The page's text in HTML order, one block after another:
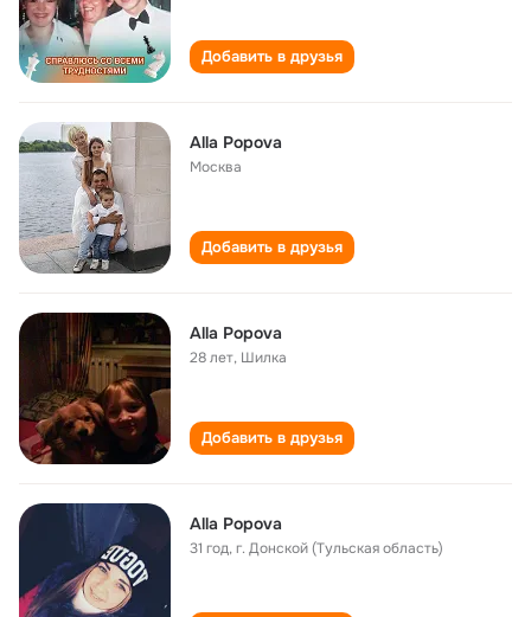
Добавить в друзья
Alla Popova
Москва
Добавить в друзья
Alla Popova
28 лет, Шилка
Добавить в друзья
Alla Popova
31 год,г. Донской (Тульская область)